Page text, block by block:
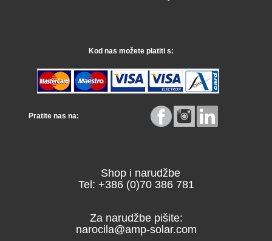
Kod nas možete platiti s:
Pratite nas na:
Shop i narudžbe
Tel: +386 (0)70 386 781
Za narudžbe pišite:
narocila@amp-solar.com